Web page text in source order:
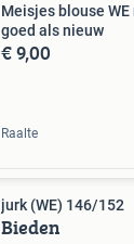
Meisjes blouse
goed als nieuw
€ 9,00
Raalte
jurk (WE) 146/152
Bieden